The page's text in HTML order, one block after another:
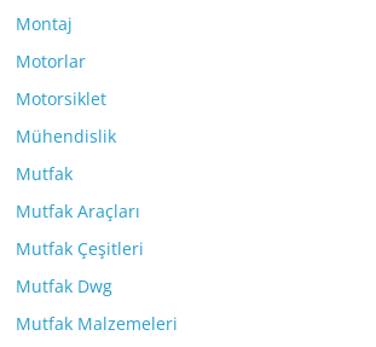
Montaj
Motorlar
Motorsiklet
Mühendislik
Mutfak
Mutfak Araçları
Mutfak Çeşitleri
Mutfak Dwg
Mutfak Malzemeleri